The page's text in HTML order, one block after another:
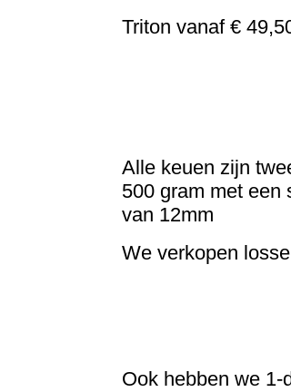
Triton vanaf €
Alle keuen zijn
500 gram met een
van 12mm
We verkopen
Ook hebben we